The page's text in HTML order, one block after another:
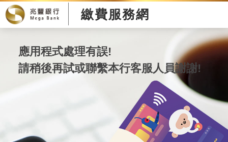
繳費服務網
應用程式處理有誤!
請稍後再試或聯繫本行客服人員謝謝!